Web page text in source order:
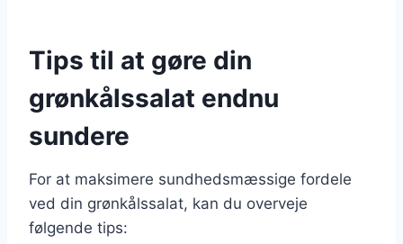
Tips til at gøre din
grønkålssalat endnu
sundere
For at maksimere sundhedsmæssige fordele
ved din grønkålssalat, kan du overveje
følgende tips: